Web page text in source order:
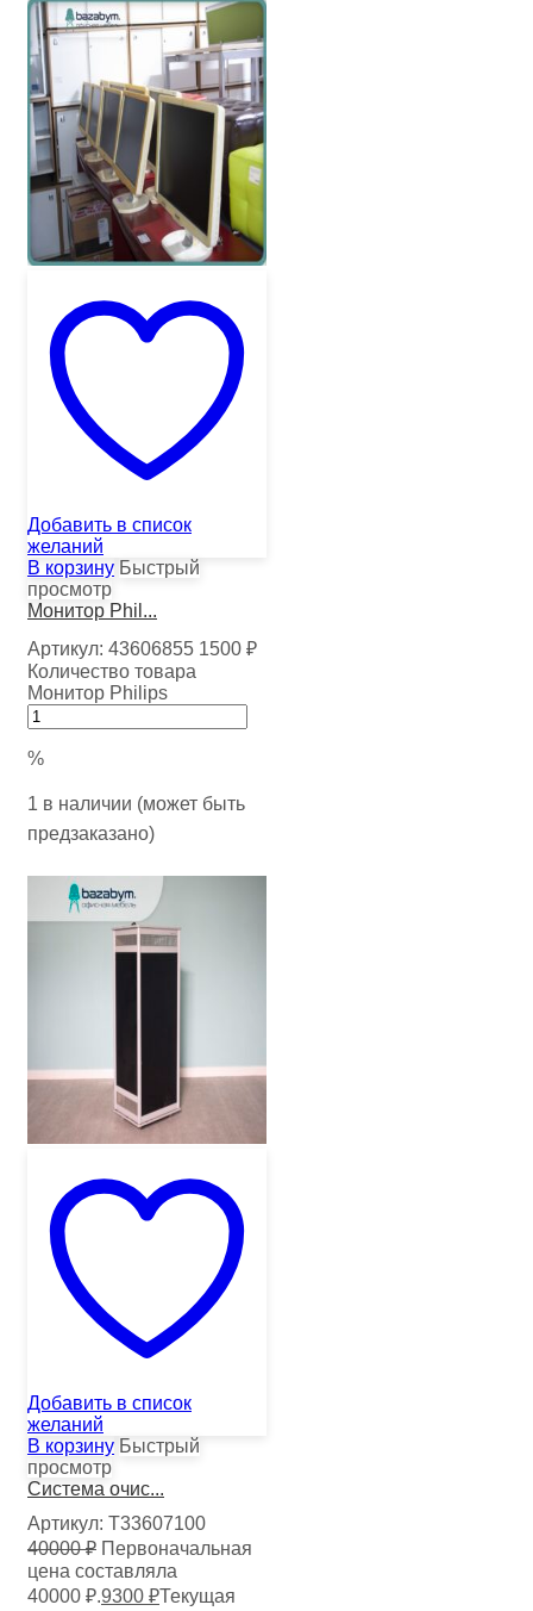
Добавить в список
желаний
В корзину Быстрый
просмотр
Монитор Phil...
Артикул: 43606855 1500 ₽
Количество товара
Монитор Philips
%
1 в наличии (может быть
предзаказано)
Добавить в список
желаний
В корзину Быстрый
просмотр
Система очис...
Артикул: Т33607100
40000₽ Первоначальная
цена составляла
40000 ₽.9300 ₽Текущая